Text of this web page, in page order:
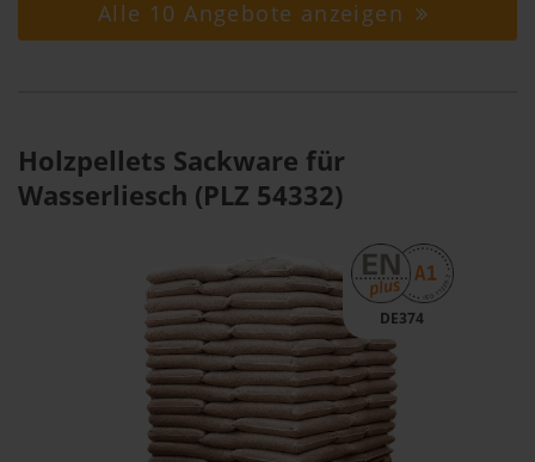
Alle 10 Angebote anzeigen
Holzpellets Sackware für
Wasserliesch (PLZ 54332)
DE374